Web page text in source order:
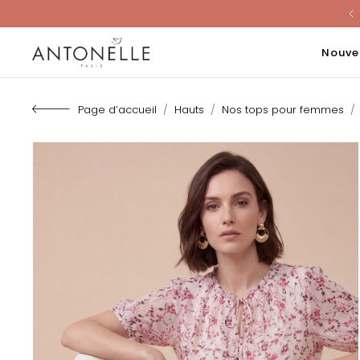
Last
Page d’accueil Hauts Nos tops pour femmes